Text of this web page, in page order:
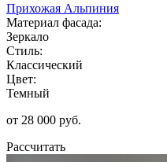
Прихожая Альпиния
Материал фасада:
Зеркало
Стиль:
Классический
Цвет:
Темный
от 28 000 руб.
Рассчитать